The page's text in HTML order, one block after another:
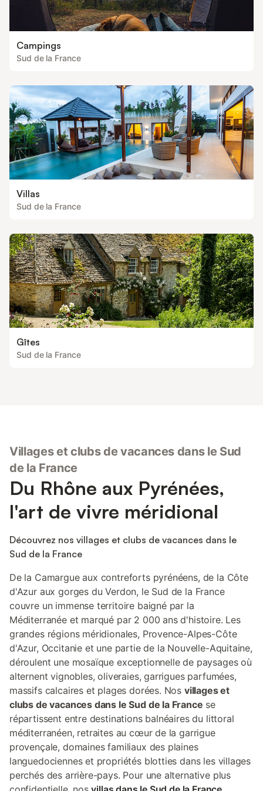
Campings
Sud de la France
Villas
Sud de la France
Gîtes
Sud de la France
Villages et clubs de vacances dans le Sud
de la France
Du Rhône aux Pyrénées,
l'art de vivre méridional
Découvrez nos villages et clubs de vacances dans le
Sud de la France
De la Camargue aux contreforts pyrénéens, de la Côte
d'Azur aux gorges du Verdon, le Sud de la France
couvre un immense territoire baigné par la
Méditerranée et marqué par 2 000 ans d'histoire. Les
grandes régions méridionales, Provence-Alpes-Côte
d'Azur, Occitanie et une partie de la Nouvelle-Aquitaine,
déroulent une mosaïque exceptionnelle de paysages où
alternent vignobles, oliveraies, garrigues parfumées,
massifs calcaires et plages dorées. Nos villages et
clubs de vacances dans le Sud de la France se
répartissent entre destinations balnéaires du littoral
méditerranéen, retraites au cœur de la garrigue
provençale, domaines familiaux des plaines
languedociennes et propriétés blotties dans les villages
perchés des arrière-pays. Pour une alternative plus